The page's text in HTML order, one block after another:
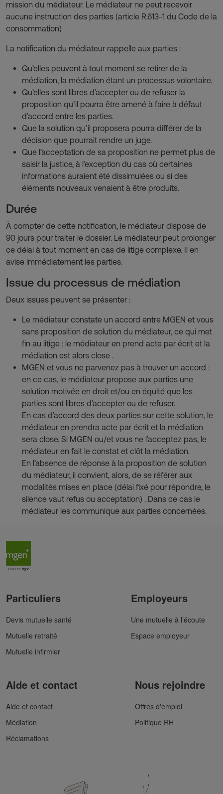
mission du médiateur. Le médiateur ne peut recevoir
aucune instruction des parties (article R.613-1 du Code de la
consommation)
La notification du médiateur rappelle aux parties :
Qu’elles peuvent à tout moment se retirer de la
médiation, la médiation étant un processus volontaire.
Qu’elles sont libres d’accepter ou de refuser la
proposition qu’il pourra être amené à faire à défaut
d’accord entre les parties.
Que la solution qu’il proposera pourra différer de la
décision que pourrait rendre un juge.
Que l’acceptation de sa proposition ne permet plus de
saisir la justice, à l’exception du cas où certaines
informations auraient été dissimulées ou si des
éléments nouveaux venaient à être produits.
Durée
À compter de cette notification, le médiateur dispose de
90 jours pour traiter le dossier. Le médiateur peut prolonger
ce délai à tout moment en cas de litige complexe. Il en
avise immédiatement les parties.
Issue du processus de médiation
Deux issues peuvent se présenter :
Le médiateur constate un accord entre MGEN et vous
sans proposition de solution du médiateur, ce qui met
fin au litige : le médiateur en prend acte par écrit et la
médiation est alors close .
MGEN et vous ne parvenez pas à trouver un accord :
en ce cas, le médiateur propose aux parties une
solution motivée en droit et/ou en équité que les
parties sont libres d’accepter ou de refuser.
En cas d’accord des deux parties sur cette solution, le
médiateur en prendra acte par écrit et la médiation
sera close. Si MGEN ou/et vous ne l’acceptez pas, le
médiateur en fait le constat et clôt la médiation.
En l’absence de réponse à la proposition de solution
du médiateur, il convient, alors, de se référer aux
modalités mises en place (délai fixé pour répondre, le
silence vaut refus ou acceptation) . Dans ce cas le
médiateur les communique aux parties concernées.
Particuliers
Devis mutuelle santé
Mutuelle retraité
Mutuelle infirmier
Employeurs
Une mutuelle à l’écoute
Espace employeur
Aide et contact
Aide et contact
Médiation
Réclamations
Nous rejoindre
Offres d'emploi
Politique RH